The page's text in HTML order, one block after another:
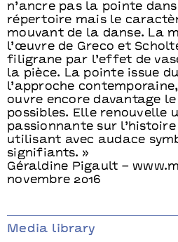
n’ancre pas la pointe
répertoire mais le
mouvant de la danse. La
l’œuvre de Greco et
filigrane par l’effet de
la pièce. La pointe issue
l’approche
ouvre encore davantage
possibles. Elle renouvelle
passionnante sur
utilisant avec audace
signifiants. »
Géraldine Pigault –
novembre 2016
Media library